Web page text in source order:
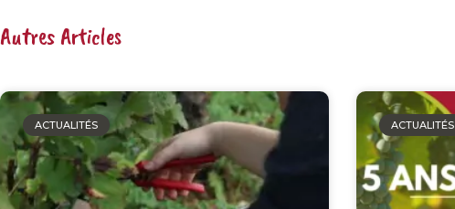
Autres Articles
ACTUALITÉS ACTUALITÉS